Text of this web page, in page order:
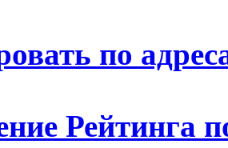
по
Рейтинга